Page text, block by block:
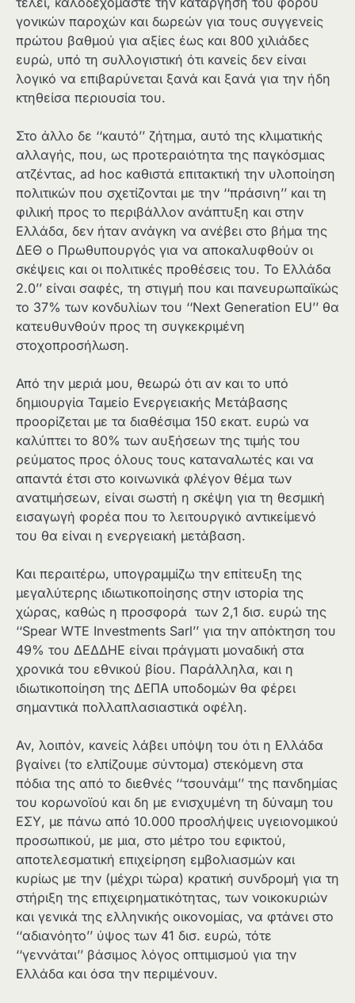
γονικών παροχών και δωρεών για τους συγγενείς
πρώτου βαθμού για αξίες έως και 800 χιλιάδες
ευρώ, υπό τη συλλογιστική ότι κανείς δεν είναι
λογικό να επιβαρύνεται ξανά και ξανά για την ήδη
κτηθείσα περιουσία του.
Στο άλλο δε ‘‘καυτό’’ ζήτημα, αυτό της κλιματικής
αλλαγής, που, ως προτεραιότητα της παγκόσμιας
ατζέντας, ad hoc καθιστά επιτακτική την υλοποίηση
πολιτικών που σχετίζονται με την ‘‘πράσινη’’ και τη
φιλική προς το περιβάλλον ανάπτυξη και στην
Ελλάδα, δεν ήταν ανάγκη να ανέβει στο βήμα της
ΔΕΘ ο Πρωθυπουργός για να αποκαλυφθούν οι
σκέψεις και οι πολιτικές προθέσεις του. Το Ελλάδα
2.0’’ είναι σαφές, τη στιγμή που και πανευρωπαϊκώς
το 37% των κονδυλίων του ‘‘Next Generation EU’’ θα
κατευθυνθούν προς τη συγκεκριμένη
στοχοπροσήλωση.
Από την μεριά μου, θεωρώ ότι αν και το υπό
δημιουργία Ταμείο Ενεργειακής Μετάβασης
προορίζεται με τα διαθέσιμα 150 εκατ. ευρώ να
καλύπτει το 80% των αυξήσεων της τιμής του
ρεύματος προς όλους τους καταναλωτές και να
απαντά έτσι στο κοινωνικά φλέγον θέμα των
ανατιμήσεων, είναι σωστή η σκέψη για τη θεσμική
εισαγωγή φορέα που το λειτουργικό αντικείμενό
του θα είναι η ενεργειακή μετάβαση.
Και περαιτέρω, υπογραμμίζω την επίτευξη της
μεγαλύτερης ιδιωτικοποίησης στην ιστορία της
χώρας, καθώς η προσφορά των 2,1 δισ. ευρώ της
‘‘Spear WTE Investments Sarl’’ για την απόκτηση του
49% του ΔΕΔΔΗΕ είναι πράγματι μοναδική στα
χρονικά του εθνικού βίου. Παράλληλα, και η
ιδιωτικοποίηση της ΔΕΠΑ υποδομών θα φέρει
σημαντικά πολλαπλασιαστικά οφέλη.
Αν, λοιπόν, κανείς λάβει υπόψη του ότι η Ελλάδα
βγαίνει (το ελπίζουμε σύντομα) στεκόμενη στα
πόδια της από το διεθνές ‘‘τσουνάμι’’ της πανδημίας
του κορωνοϊού και δη με ενισχυμένη τη δύναμη του
ΕΣΥ, με πάνω από 10.000 προσλήψεις υγειονομικού
προσωπικού, με μια, στο μέτρο του εφικτού,
αποτελεσματική επιχείρηση εμβολιασμών και
κυρίως με την (μέχρι τώρα) κρατική συνδρομή για τη
στήριξη της επιχειρηματικότητας, των νοικοκυριών
και γενικά της ελληνικής οικονομίας, να φτάνει στο
‘‘αδιανόητο’’ ύψος των 41 δισ. ευρώ, τότε
‘‘γεννάται’’ βάσιμος λόγος οπτιμισμού για την
Ελλάδα και όσα την περιμένουν.